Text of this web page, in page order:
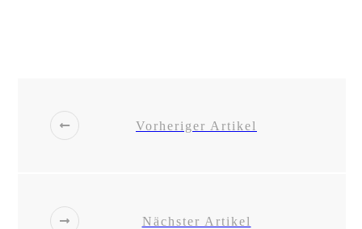
Vorheriger Artikel
Nächster Artikel